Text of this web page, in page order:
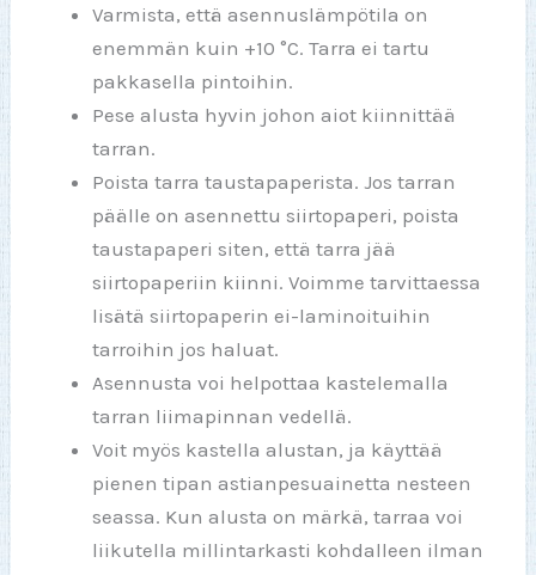
Varmista, että asennuslämpötila on
enemmän kuin +10 °C. Tarra ei tartu
pakkasella pintoihin.
Pese alusta hyvin johon aiot kiinnittää
tarran.
Poista tarra taustapaperista. Jos tarran
päälle on asennettu siirtopaperi, poista
taustapaperi siten, että tarra jää
siirtopaperiin kiinni. Voimme tarvittaessa
lisätä siirtopaperin ei-laminoituihin
tarroihin jos haluat.
Asennusta voi helpottaa kastelemalla
tarran liimapinnan vedellä.
Voit myös kastella alustan, ja käyttää
pienen tipan astianpesuainetta nesteen
seassa. Kun alusta on märkä, tarraa voi
liikutella millintarkasti kohdalleen ilman